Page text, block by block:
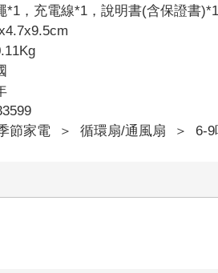
*1，充電線*1，說明書(含保證書
節家電 ＞ 循環扇/通風扇 ＞ 6-9